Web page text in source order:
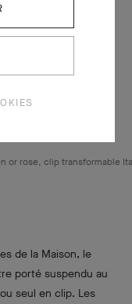
or rose, clip transformable
de la Maison, le
porté suspendu au
seul en clip. Les